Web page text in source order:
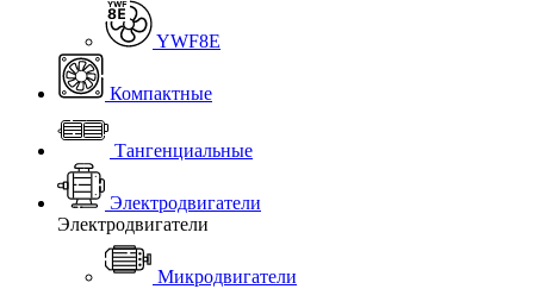
YWF8E
Компактные
Тангенциальные
Электродвигатели
Электродвигатели
Микродвигатели